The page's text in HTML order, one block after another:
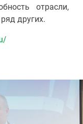
отрасли,
других.